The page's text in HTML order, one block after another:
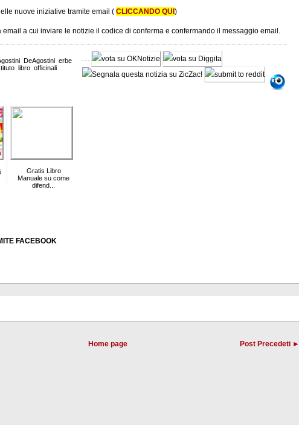
nuove iniziative tramite email ( CLICCANDO QUI )
email a cui inviare le notizie il codice di conferma e confermando il messaggio email.
DeAgostini erbe
libro officinali
Gratis Libro
Manuale su come
difend...
FACEBOOK
Post Precedeti ►
Home page